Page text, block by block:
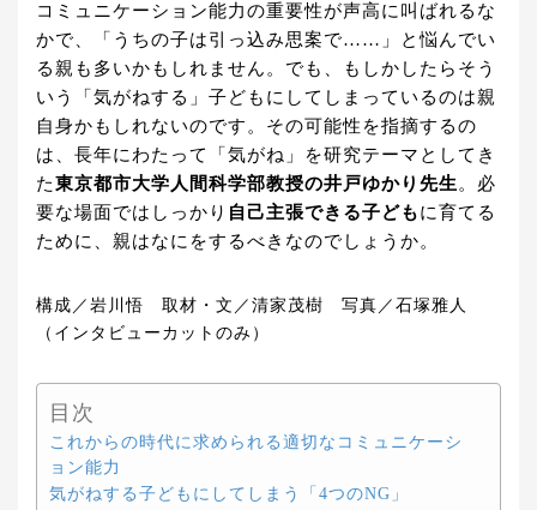
コミュニケーション能力の重要性が声高に叫ばれるな
かで、「うちの子は引っ込み思案で……」と悩んでい
る親も多いかもしれません。でも、もしかしたらそう
いう「気がねする」子どもにしてしまっているのは親
自身かもしれないのです。その可能性を指摘するの
は、長年にわたって「気がね」を研究テーマとしてき
た東京都市大学人間科学部教授の井戸ゆかり先生。必
要な場面ではしっかり 自己主張できる子どもに育てる
ために、親はなにをするべきなのでしょうか。
構成／岩川悟 取材・文／清家茂樹 写真／石塚雅人
（インタビューカットのみ）
目次
これからの時代に求められる適切なコミュニケーシ
ョン能力
気がねする子どもにしてしまう「4つのNG」